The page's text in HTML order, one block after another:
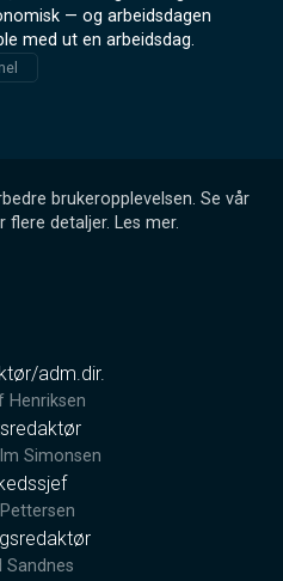
— og arbeidsdagen
med ut en arbeidsdag.
brukeropplevelsen. Se vår
detaljer. Les mer.
adm.dir.
Henriksen
Simonsen
Sandnes